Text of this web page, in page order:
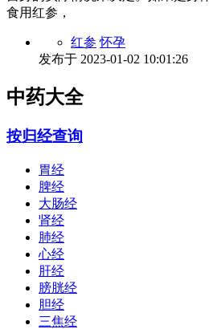
食用红参，
红参 怀孕
发布于 2023-01-02 10:01:26
中药大全
按归经查询
胃经
脾经
大肠经
肾经
肺经
心经
肝经
膀胱经
胆经
三焦经